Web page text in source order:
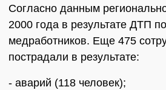
Согласно данным
2000 года в результате ДТП
медработников. Еще 475
пострадали в результате:
- аварий (118 человек);